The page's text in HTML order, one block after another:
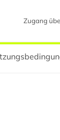
Zugang